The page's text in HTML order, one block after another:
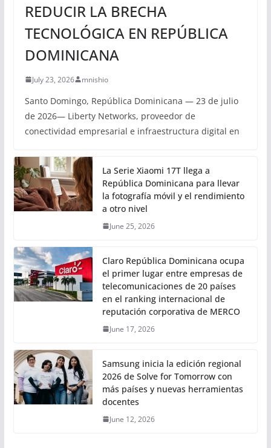
REDUCIR LA BRECHA
TECNOLÓGICA EN REPÚBLICA
DOMINICANA
July 23, 2026 mnishio
Santo Domingo, República Dominicana — 23 de julio
de 2026— Liberty Networks, proveedor de
conectividad empresarial e infraestructura digital en
La Serie Xiaomi 17T llega a
República Dominicana para llevar
la fotografía móvil y el rendimiento
a otro nivel
June 25, 2026
Claro República Dominicana ocupa
el primer lugar entre empresas de
telecomunicaciones de 20 países
en el ranking internacional de
reputación corporativa de MERCO
June 17, 2026
Samsung inicia la edición regional
2026 de Solve for Tomorrow con
más países y nuevas herramientas
docentes
June 12, 2026